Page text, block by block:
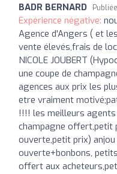
BADR BERNARD
Expérience négative:
Agence d'Angers ( et
vente élevés,frais de
NICOLE JOUBERT
une coupe de
agences aux prix les
etre vraiment
!!!! les meilleurs
champagne offert,petit
ouverte,petit prix)
ouverte+bonbons,
offert aux